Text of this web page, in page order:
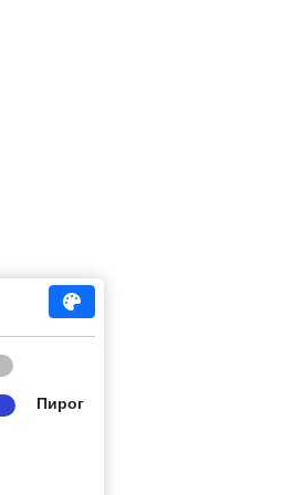
Пирог